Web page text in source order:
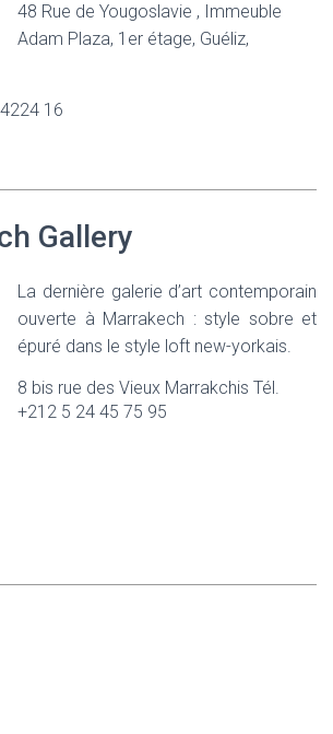
48 Rue de Yougoslavie , Immeuble
Adam Plaza, 1er étage, Guéliz,
16
Gallery
La dernière galerie d’art contemporain
ouverte à Marrakech : style sobre et
épuré dans le style loft new-yorkais.
8 bis rue des Vieux Marrakchis Tél.
+212 5 24 45 75 95